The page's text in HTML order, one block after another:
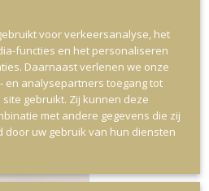
voor verkeersanalyse, het
functies en het personaliseren
Daarnaast verlenen we onze
en analysepartners toegang tot
gebruikt. Zij kunnen deze
met andere gegevens die zij
door uw gebruik van hun diensten